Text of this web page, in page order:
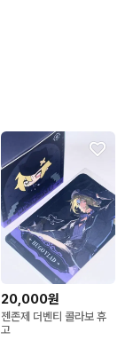
20,000원
젠존제 더벤티 콜라보 휴
고